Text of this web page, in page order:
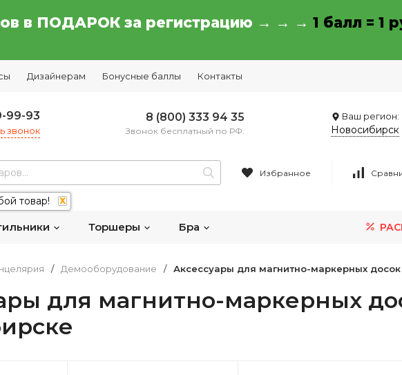
в ПОДАРОК за регистрацию → → → 1 балл = 1
Дизайнерам Бонусные баллы Контакты
99-93
звонок
8 (800) 333 94 35
Звонок бесплатный по РФ.
Ваш регион:
Новосибирск
товар! X
Избранное
Торшеры Бра
/ Демооборудование / Аксессуары для магнитно-маркерных досок
для магнитно-маркерных